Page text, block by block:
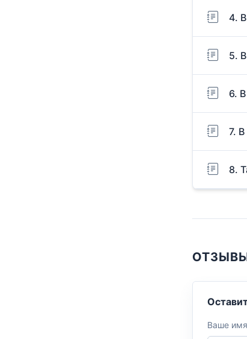
4.
5.
6.
7.
8.
Ваше имя